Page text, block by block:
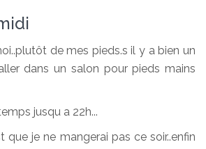
de mes pieds.s il y a bien un
dans un salon pour pieds mains
jusqu a 22h...
que je ne mangerai pas ce soir..enfin